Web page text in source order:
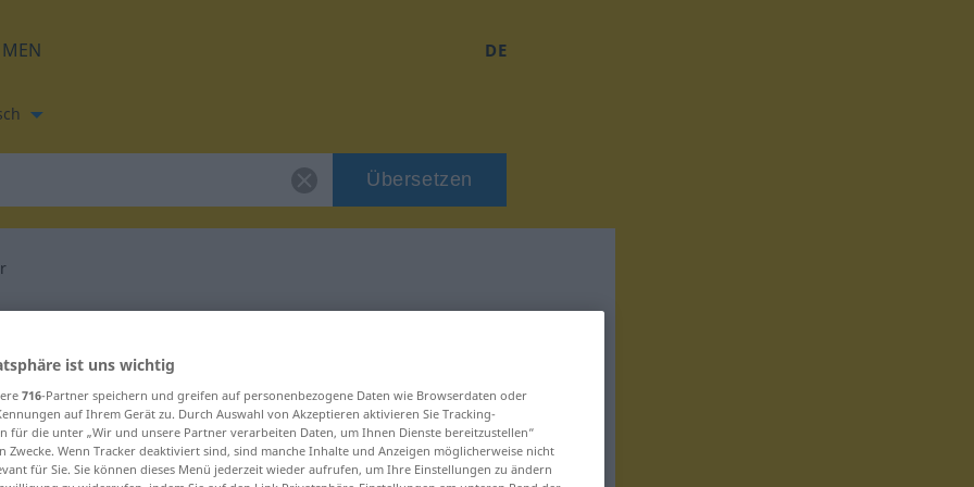
DE
Übersetzen
für "estudar"
ist uns wichtig
716-Partner speichern und greifen auf personenbezogene Daten wie Browserdaten oder
auf Ihrem Gerät zu. Durch Auswahl von Akzeptieren aktivieren Sie Tracking-
für die unter „Wir und unsere Partner verarbeiten Daten, um Ihnen Dienste bereitzustellen“
Zwecke. Wenn Tracker deaktiviert sind, sind manche Inhalte und Anzeigen möglicherweise nicht
für Sie. Sie können dieses Menü jederzeit wieder aufrufen, um Ihre Einstellungen zu ändern